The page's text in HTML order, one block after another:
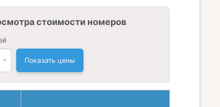
стоимости номеров
Показать цены